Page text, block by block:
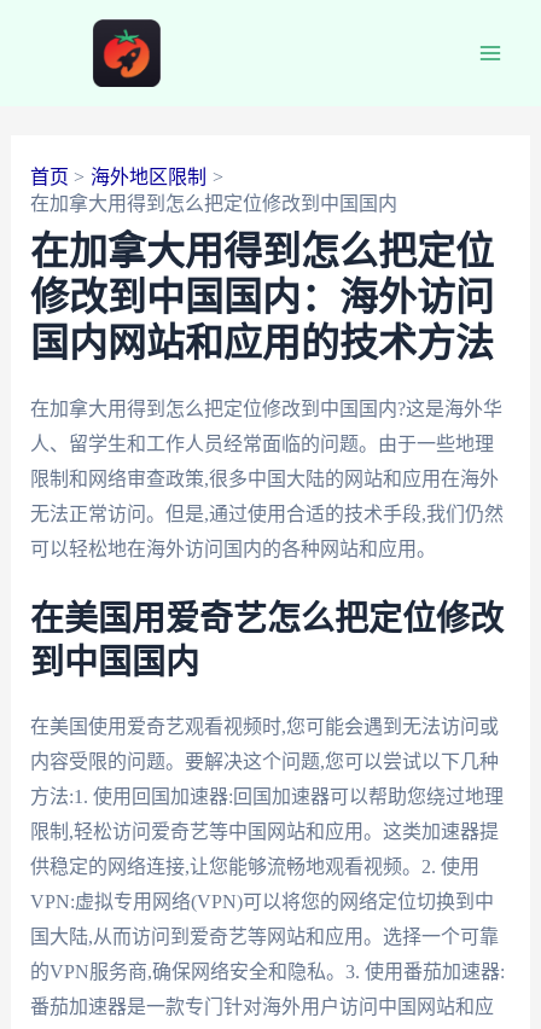
首页
海外地区限制
在加拿大用得到怎么把定位修改到中国国内
在加拿大用得到怎么把定位
修改到中国国内：海外访问
国内网站和应用的技术方法
在加拿大用得到怎么把定位修改到中国国内?这是海外华
人、留学生和工作人员经常面临的问题。由于一些地理
限制和网络审查政策,很多中国大陆的网站和应用在海外
无法正常访问。但是,通过使用合适的技术手段,我们仍然
可以轻松地在海外访问国内的各种网站和应用。
在美国用爱奇艺怎么把定位修改
到中国国内
在美国使用爱奇艺观看视频时,您可能会遇到无法访问或
内容受限的问题。要解决这个问题,您可以尝试以下几种
方法:1. 使用回国加速器:回国加速器可以帮助您绕过地理
限制,轻松访问爱奇艺等中国网站和应用。这类加速器提
供稳定的网络连接,让您能够流畅地观看视频。2. 使用
VPN:虚拟专用网络(VPN)可以将您的网络定位切换到中
国大陆,从而访问到爱奇艺等网站和应用。选择一个可靠
的VPN服务商,确保网络安全和隐私。3. 使用番茄加速器:
番茄加速器是一款专门针对海外用户访问中国网站和应